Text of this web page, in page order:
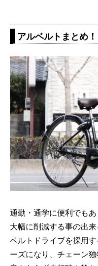
アルベルトまとめ！
通勤・通学に便利でも
大幅に削減する事の出来
ベルトドライブを採用
ーズになり、チェーン